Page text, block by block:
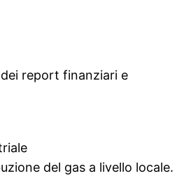
report finanziari e
del gas a livello locale.